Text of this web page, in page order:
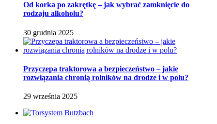
Od korka po zakrętkę – jak wybrać zamknięcie do
rodzaju alkoholu?
30 grudnia 2025
Przyczepa traktorowa a bezpieczeństwo – jakie
rozwiązania chronią rolników na drodze i w polu?
29 września 2025